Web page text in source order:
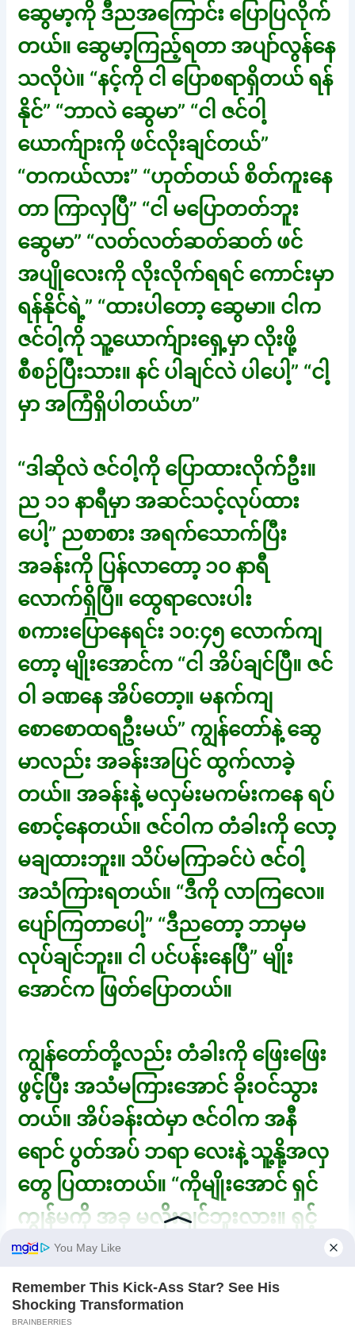
ဆွေမာ့ကို ဒီညအကြောင်း ပြောပြလိုက်
တယ်။ ဆွေမာ့ကြည့်ရတာ အပျာ်လွန်နေ
သလိုပဲ။ “နင့်ကို ငါ ပြောစရာရှိတယ် ရန်
နိုင်” “ဘာလဲ ဆွေမာ” “ငါ ဇင်ဝါ့
ယောက်ျားကို ဖင်လိုးချင်တယ်”
“တကယ်လား” “ဟုတ်တယ် စိတ်ကူးနေ
တာ ကြာလှပြီ” “ငါ မပြောတတ်ဘူး
ဆွေမာ” “လတ်လတ်ဆတ်ဆတ် ဖင်
အပျိုလေးကို လိုးလိုက်ရရင် ကောင်းမှာ
ရန်နိုင်ရဲ့” “ထားပါတော့ ဆွေမာ။ ငါက
ဇင်ဝါ့ကို သူ့ယောက်ျားရှေ့မှာ လိုးဖို့
စီစဉ်ပြီးသား။ နင် ပါချင်လဲ ပါပေါ့” “ငါ့
မှာ အကြံရှိပါတယ်ဟ”
“ဒါဆိုလဲ ဇင်ဝါ့ကို ပြောထားလိုက်ဦး။
ည ၁၁ နာရီမှာ အဆင်သင့်လုပ်ထား
ပေါ့” ညစာစား အရက်သောက်ပြီး
အခန်းကို ပြန်လာတော့ ၁၀ နာရီ
လောက်ရှိပြီ။ ထွေရာလေးပါး
စကားပြောနေရင်း ၁၀:၄၅ လောက်ကျ
တော့ မျိုးအောင်က “ငါ အိပ်ချင်ပြီ။ ဇင်
ဝါ ခဏနေ အိပ်တော့။ မနက်ကျ
စောစောထရဦးမယ်” ကျွန်တော်နဲ့ ဆွေ
မာလည်း အခန်းအပြင် ထွက်လာခဲ့
တယ်။ အခန်းနဲ့ မလှမ်းမကမ်းကနေ ရပ်
စောင့်နေတယ်။ ဇင်ဝါက တံခါးကို လော့
မချထားဘူး။ သိပ်မကြာခင်ပဲ ဇင်ဝါ့
အသံကြားရတယ်။ “ဒီကို လာကြလေ။
ပျော်ကြတာပေါ့” “ဒီညတော့ ဘာမှမ
လုပ်ချင်ဘူး။ ငါ ပင်ပန်းနေပြီ” မျိုး
အောင်က ဖြတ်ပြောတယ်။
ကျွန်တော်တို့လည်း တံခါးကို ဖြေးဖြေး
ဖွင့်ပြီး အသံမကြားအောင် ခိုးဝင်သွား
တယ်။ အိပ်ခန်းထဲမှာ ဇင်ဝါက အနီ
ရောင် ပွတ်အပ် ဘရာ လေးနဲ့ သူ့နို့အလှ
တွေ ပြထားတယ်။ “ကိုမျိုးအောင် ရှင်
ကျွန်မကို အခု မလိုးချင်ဘူးလား။ ရှင့်
အတွက် စပရိုက် လုပ်ထားတယ်” “ဘာ
စပရိုက် လဲ?” “ရှင့် မျက်လုံးတွေ ခဏ
မှိတ်ထား” ဇင်ဝါက ပြောပြောဆိုဆိုနဲ့